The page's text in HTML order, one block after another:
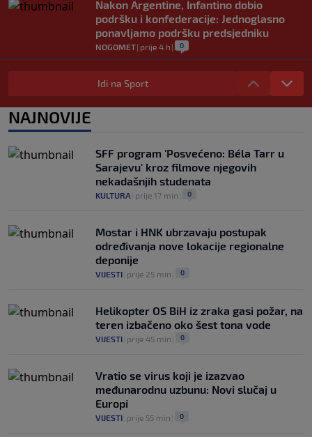
Nakon Argentine, Infantino dobio
podršku i konfederacije: Jednoglasno
ponavljamo podršku predsjedniku
NOGOMET| prije 4 h | 0
Tužne vijesti: Preminuo nekadašnji
prvak Jugoslavije
čak 50 miliona dolara
KOŠARKA |prije 5 h 0
Idi na Sport
NAJNOVIJE
SFF program 'Posvećeno: Béla Tarr u
Sarajevu' kroz filmove njegovih
nekadašnjih studenata
KULTURA prije 17 min 0
Mostar i HNK ubrzavaju postupak
određivanja nove lokacije regionalne
deponije
VIJESTI prije 25 min 0
Helikopter OS BiH iz zraka gasi požar, na
teren izbačeno oko šest tona vode
VIJESTI prije 45 min 0
Vratio se virus koji je izazvao
međunarodnu uzbunu: Novi slučaj u
Europi
VIJESTI prije 55 min 0